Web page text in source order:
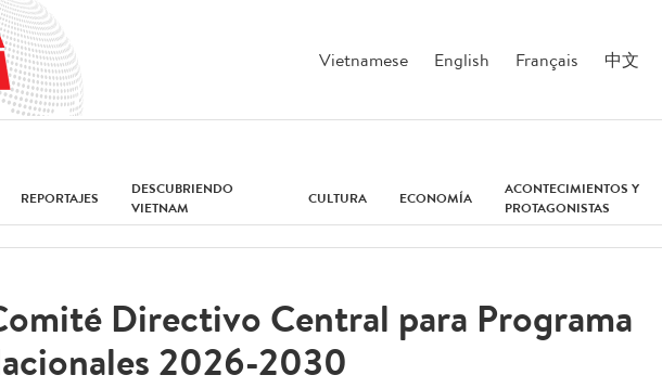
Vietnamese English Français 中文
REPORTAJES
DESCUBRIENDO
VIETNAM
CULTURA ECONOMÍA
ACONTECIMIENTOS Y
PROTAGONISTAS
Directivo Central para Programa
2026-2030